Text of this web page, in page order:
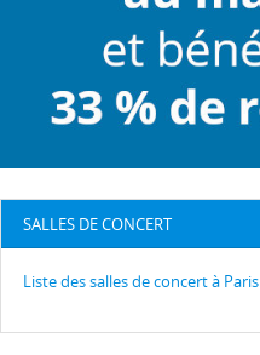
SALLES DE CONCERT
Liste des salles de concert à Paris